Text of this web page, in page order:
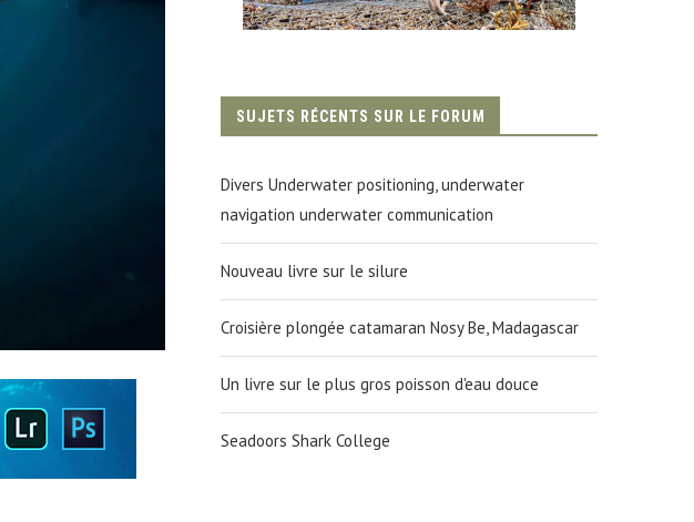
SUJETS RÉCENTS SUR LE FORUM
Divers Underwater positioning, underwater
navigation underwater communication
Nouveau livre sur le silure
Croisière plongée catamaran Nosy Be, Madagascar
Un livre sur le plus gros poisson d'eau douce
Seadoors Shark College